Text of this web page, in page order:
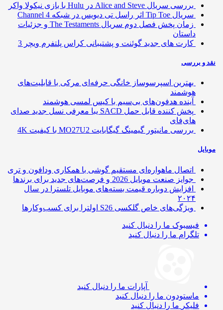
بررسی سریال Alice and Steve در Hulu با بازی نیکولا واکر
سریال Tip Toe اثر راسل تی دیویس در شبکه Channel 4
زمان پخش فصل دوم سریال The Testaments و جزئیات
داستان
کارت های جدید گوئنت و پشتیبانی کراس پلتفرم ویچر 3
و بررسی
بهترین اسپرسوساز خانگی حرفه‌ای مرکی با قابلیت‌های
هوشمند
آینده هدفون‌های بی‌سیم با کیس لمسی هوشمند
پخش کننده قابل حمل SACD یبا معرفی نسل جدید صدای
های‌فای
بررسی مانیتور گیمینگ گیگابایت MO27U2 با کیفیت 4K
اتصال ماهواره‌ای مستقیم گوشی‌ با همکاری ودافون و تری
جوایز صنعت موبایل 2026 و فرصت‌های جدید برای برندها
افزایش دوباره قیمت بسته‌های موبایل تلسترا در سال
۲۰۲۴
ویژگی‌های خاص گلکسی S26 اولترا برای کسب‌وکارها
فیسبوک ما را دنبال کنید
تلگرام ما را دنبال کنید
آپارات ما را دنبال کنید
ماستودون ما را دنبال کنید
فلیکر ما را دنبال کنید